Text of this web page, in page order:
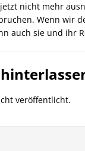
nicht mehr
Wenn wir
auch sie und ihr
veröffentlicht.